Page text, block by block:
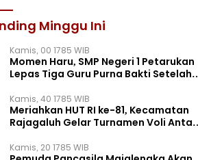
Minggu Ini
Kamis, 00 1785 WIB
Momen Haru, SMP Negeri 1 Petarukan
Lepas Tiga Guru Purna Bakti Setelah
Kamis, 40 1785 WIB
Meriahkan HUT RI ke-81, Kecamatan
Rajagaluh Gelar Turnamen Voli Antar
Kamis, 20 1785 WIB